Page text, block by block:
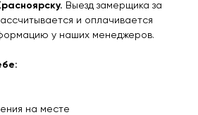
Выезд замерщика за
и оплачивается
у наших менеджеров.
на месте